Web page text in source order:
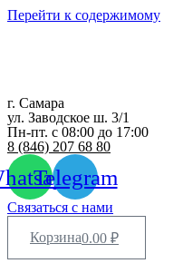
Перейти к содержимому
г. Самара
ул. Заводское ш. 3/1
Пн-пт. с 08:00 до 17:00
8 (846) 207 68 80
Telegram
Связаться с нами
0.00 ₽
Корзина